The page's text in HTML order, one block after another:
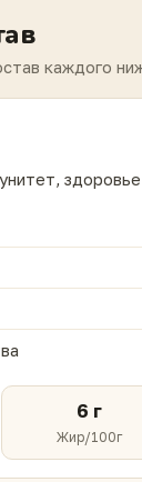
каждого
6 г
Жир/100г